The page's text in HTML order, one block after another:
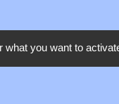
what you want to